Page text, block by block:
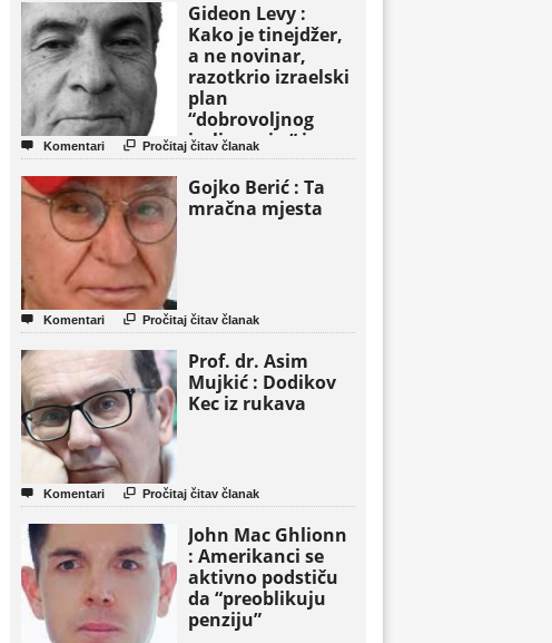
Gideon Levy :
Kako je tinejdžer,
a ne novinar,
razotkrio izraelski
plan
“dobrovoljnog
iseljavanja ” iz
Gaze
 Komentari  Pročitaj čitav članak
Gojko Berić : Ta
mračna mjesta
 Komentari  Pročitaj čitav članak
Prof. dr. Asim
Mujkić : Dodikov
Kec iz rukava
 Komentari  Pročitaj čitav članak
John Mac Ghlionn
: Amerikanci se
aktivno podstiču
da “preoblikuju
penziju”